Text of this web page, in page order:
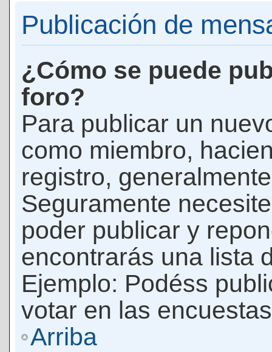
Publicación de
¿Cómo se puede
foro?
Para publicar un
como miembro,
registro,
Seguramente
poder publicar y
encontrarás una lista
Ejemplo: Podéss
votar en las
Arriba